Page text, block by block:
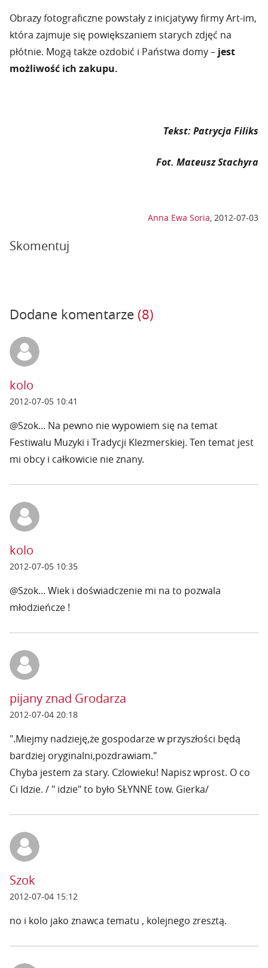
Obrazy fotograficzne powstały z inicjatywy firmy Art-im,
która zajmuje się powiększaniem starych zdjęć na
płótnie. Mogą także ozdobić i Państwa domy – jest
możliwość ich zakupu.
Tekst: Patrycja Filiks
Fot. Mateusz Stachyra
Anna Ewa Soria, 2012-07-03
Skomentuj
Dodane komentarze (8)
kolo
2012-07-05 10:41
@Szok... Na pewno nie wypowiem się na temat
Festiwalu Muzyki i Tradycji Klezmerskiej. Ten temat jest
mi obcy i całkowicie nie znany.
kolo
2012-07-05 10:35
@Szok... Wiek i doświadczenie mi na to pozwala
młodzieńcze !
pijany znad Grodarza
2012-07-04 20:18
".Miejmy nadzieję,że gospodarze w przyszłości będą
bardziej oryginalni,pozdrawiam."
Chyba jestem za stary. Czlowieku! Napisz wprost. O co
Ci Idzie. / " idzie" to było SŁYNNE tow. Gierka/
Szok
2012-07-04 15:12
no i kolo jako znawca tematu , kolejnego zresztą.